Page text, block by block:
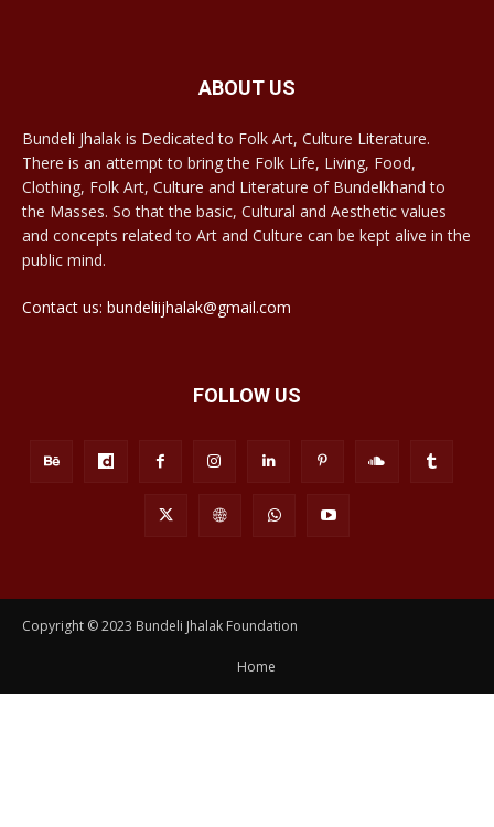
ABOUT US
Bundeli Jhalak is Dedicated to Folk Art, Culture Literature.
There is an attempt to bring the Folk Life, Living, Food,
Clothing, Folk Art, Culture and Literature of Bundelkhand to
the Masses. So that the basic, Cultural and Aesthetic values
and concepts related to Art and Culture can be kept alive in the
public mind.
Contact us: bundeliijhalak@gmail.com
FOLLOW US
Copyright © 2023 Bundeli Jhalak Foundation
Home